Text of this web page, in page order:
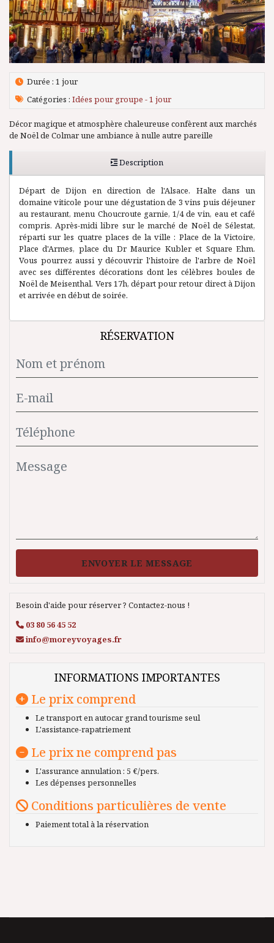
Durée : 1 jour
Catégories : Idées pour groupe - 1 jour
Décor magique et atmosphère chaleureuse confèrent aux marchés
de Noël de Colmar une ambiance à nulle autre pareille
Description
Départ de Dijon en direction de l'Alsace. Halte dans un
domaine viticole pour une dégustation de 3 vins puis déjeuner
au restaurant, menu Choucroute garnie, 1/4 de vin, eau et café
compris. Après-midi libre sur le marché de Noël de Sélestat,
réparti sur les quatre places de la ville : Place de la Victoire,
Place d'Armes, place du Dr Maurice Kubler et Square Ehm.
Vous pourrez aussi y découvrir l'histoire de l'arbre de Noël
avec ses différentes décorations dont les célèbres boules de
Noël de Meisenthal. Vers 17h, départ pour retour direct à Dijon
et arrivée en début de soirée.
RÉSERVATION
ENVOYER LE MESSAGE
Besoin d'aide pour réserver ? Contactez-nous !
03 80 56 45 52
info@moreyvoyages.fr
INFORMATIONS IMPORTANTES
Le prix comprend
Le transport en autocar grand tourisme seul
L'assistance-rapatriement
Le prix ne comprend pas
L'assurance annulation : 5 €/pers.
Les dépenses personnelles
Conditions particulières de vente
Paiement total à la réservation